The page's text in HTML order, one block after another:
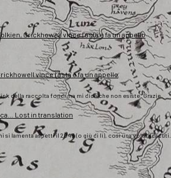
Crickhowell vince l’asta e fa un appello
vince l’asta e fa un appello
della raccolta fondi ma mi dice che non esiste. Grazie
Lost in translation
si lamenta aspetti il 2043 (o giù di lì), così una volta scaduti…